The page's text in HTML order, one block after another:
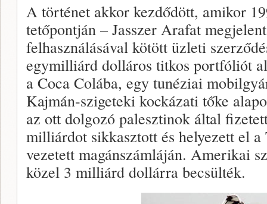
A történet akkor kezdődött, amikor
tetőpontján – Jasszer Arafat
felhasználásával kötött üzleti
egymilliárd dolláros titkos portfóliót
a Coca Colába, egy tunéziai
Kajmán-szigeteki kockázati tőke
az ott dolgozó palesztinok által
milliárdot sikkasztott és helyezett el
vezetett magánszámláján. Amerikai
közel 3 milliárd dollárra becsülték.